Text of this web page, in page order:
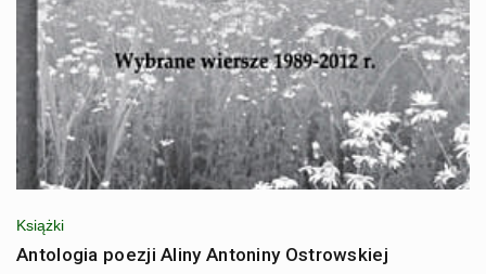
Książki
Antologia poezji Aliny Antoniny Ostrowskiej